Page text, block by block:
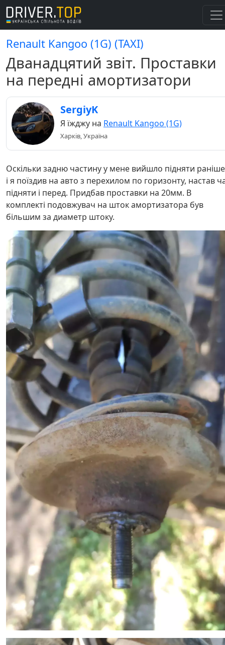
Renault Kangoo (1G) (TAXI)
Дванадцятий звіт. Проставки
на передні амортизатори
SergiyK
Я їжджу на Renault Kangoo (1G)
Харків, Україна
Оскільки задню частину у мене вийшло підняти
і я поїздив на авто з перехилом по горизонту, настав
підняти і перед. Придбав проставки на 20мм. В
комплекті подовжувач на шток амортизатора був
більшим за диаметр штоку.